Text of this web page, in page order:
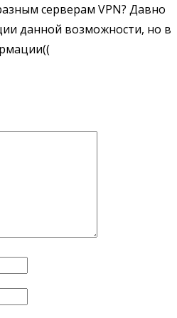
серверам VPN? Давно
данной возможности, но в